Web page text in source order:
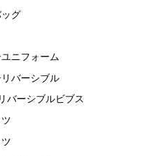
グ
ニフォーム
バーシブル
バーシブルビブス